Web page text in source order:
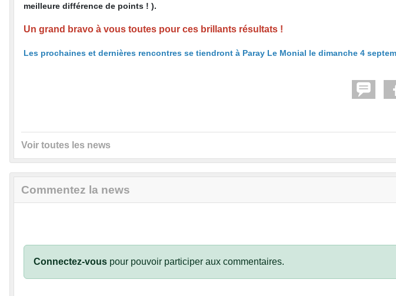
meilleure différence de points ! ).
Un grand bravo à vous toutes pour ces brillants résultats !
Les prochaines et dernières rencontres se tiendront à Paray Le Monial le dimanche 4
Voir toutes les news
Commentez la news
Connectez-vous pour pouvoir participer aux commentaires.